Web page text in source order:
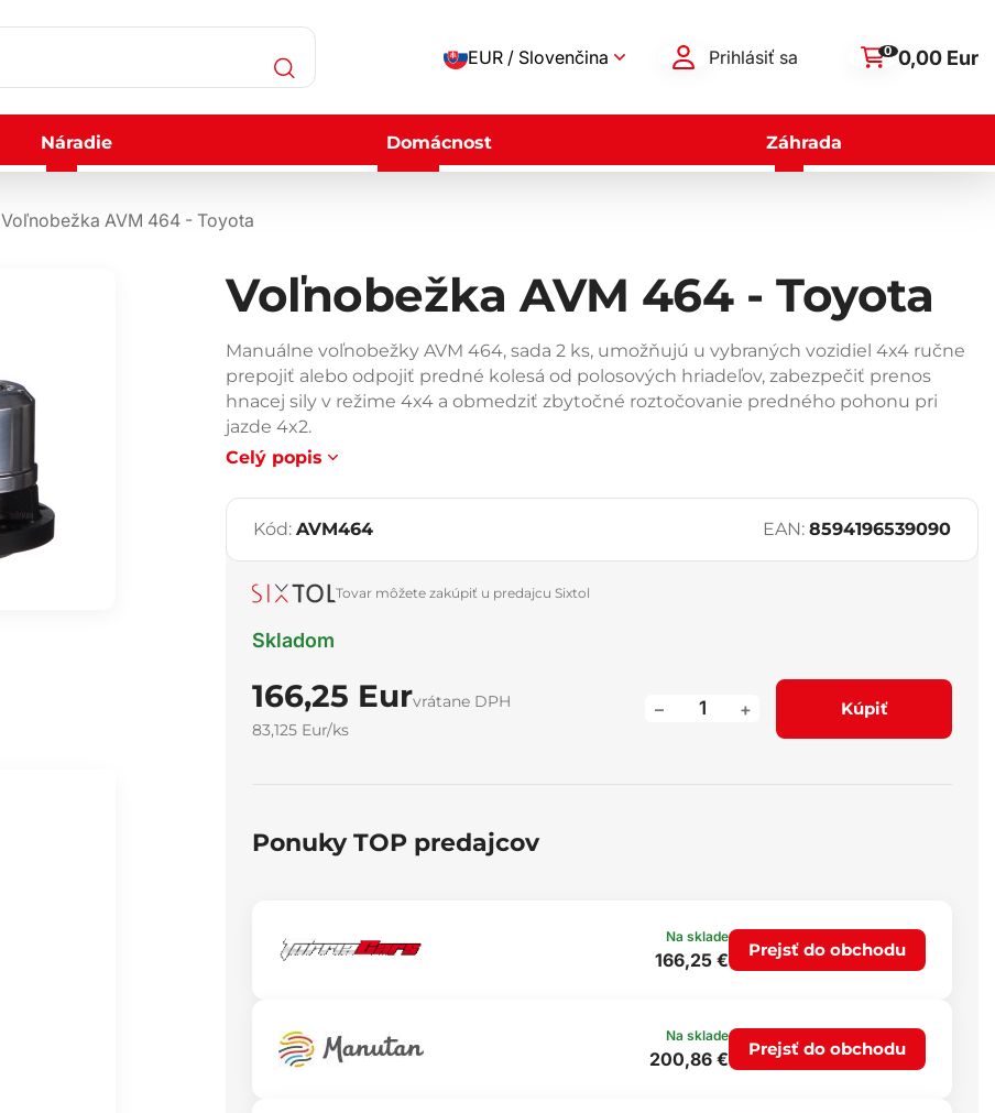
EUR / Slovenčina Prihlásiť sa 0 0,00 Eur
Náradie Domácnost Záhrada
Voľnobežka AVM 464 - Toyota
Voľnobežka AVM 464 - Toyota
Manuálne voľnobežky AVM 464, sada 2 ks, umožňujú u vybraných vozidiel 4x4 ručne
prepojiť alebo odpojiť predné kolesá od polosových hriadeľov, zabezpečiť prenos
hnacej sily v režime 4x4 a obmedziť zbytočné roztočovanie predného pohonu pri
jazde 4x2.
Celý popis
Kód: AVM464 EAN: 8594196539090
Tovar môžete zakúpiť u predajcu Sixtol
Skladom
166,25 Eurvrátane DPH
83,125 Eur/ks
+
– Kúpiť
Ponuky TOP predajcov
Na sklade
166,25 € Prejsť do obchodu
Na sklade
200,86 € Prejsť do obchodu